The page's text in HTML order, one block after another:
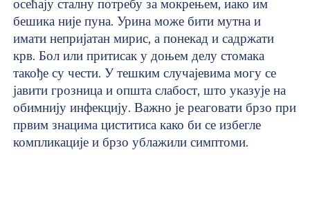
осећају сталну потребу за мокрењем, иако им
бешика није пуна. Урина може бити мутна и
имати непријатан мирис, а понекад и садржати
крв. Бол или притисак у доњем делу стомака
такође су чести. У тешким случајевима могу се
јавити грозница и општа слабост, што указује на
обимнију инфекцију. Важно је реаговати брзо при
првим знацима циститиса како би се избегле
компликације и брзо ублажили симптоми.